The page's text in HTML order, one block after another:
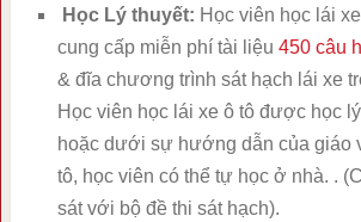
Học Lý thuyết: Học viên học lái
cung cấp miễn phí tài liệu 450 câu
& đĩa chương trình sát hạch lái xe
Học viên học lái xe ô tô được học
hoặc dưới sự hướng dẫn của giáo
tô, học viên có thể tự học ở nhà. .
sát với bộ đề thi sát hạch).